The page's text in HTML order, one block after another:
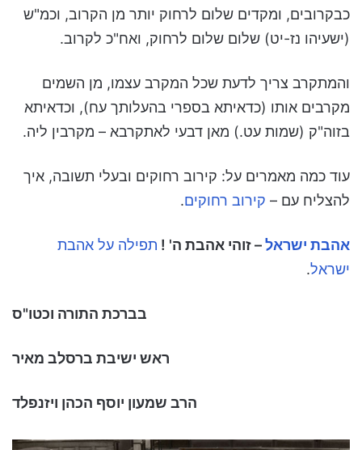
כבקרובים, ומקדים שלום לרחוק יותר מן הקרוב, וכמ"ש
(ישעיהו נז-יט) שלום שלום לרחוק, ואח"כ לקרוב.
והמתקרב צריך לדעת שכל המקרב עצמו, מן השמים
מקרבים אותו (כדאיתא בספרי בהעלותך עח), וכדאיתא
בזוה"ק (שמות עט.) מאן דבעי לאתקרבא – מקרבין ליה.
עוד כמה מאמרים על: קירוב רחוקים ובעלי תשובה, איך
להצליח עם – קירוב רחוקים.
אהבת ישראל– זוהי אהבת ה' ! תפילה על אהבת
ישראל.
בברכת התורה וכטו"ס
ראש ישיבת ברסלב מאיר
הרב שמעון יוסף הכהן ויזנפלד